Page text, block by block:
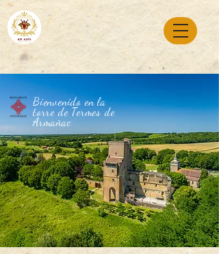
Bienvenido en la
torre de Termes de
Armañac